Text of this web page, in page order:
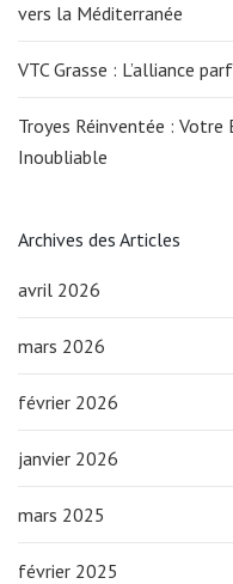
vers la Méditerranée
VTC Grasse : L’alliance
Troyes Réinventée : Votre
Inoubliable
Archives des Articles
avril 2026
mars 2026
février 2026
janvier 2026
mars 2025
février 2025